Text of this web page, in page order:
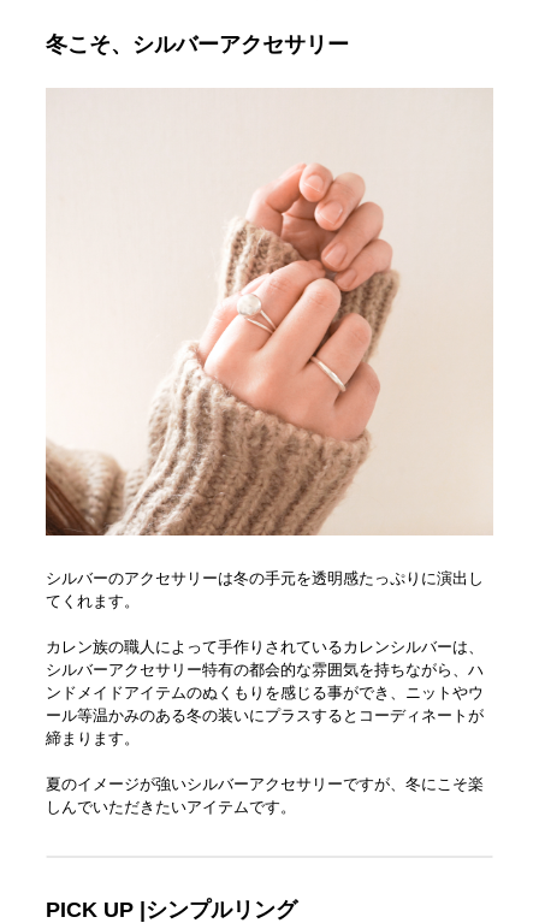
冬こそ、シルバーアクセサリー
シルバーのアクセサリーは冬の手元を透明感たっぷりに演出し
てくれます。
カレン族の職人によって手作りされているカレンシルバーは、
シルバーアクセサリー特有の都会的な雰囲気を持ちながら、ハ
ンドメイドアイテムのぬくもりを感じる事ができ、ニットやウ
ール等温かみのある冬の装いにプラスするとコーディネートが
締まります。
夏のイメージが強いシルバーアクセサリーですが、冬にこそ楽
しんでいただきたいアイテムです。
PICK UP |シンプルリング